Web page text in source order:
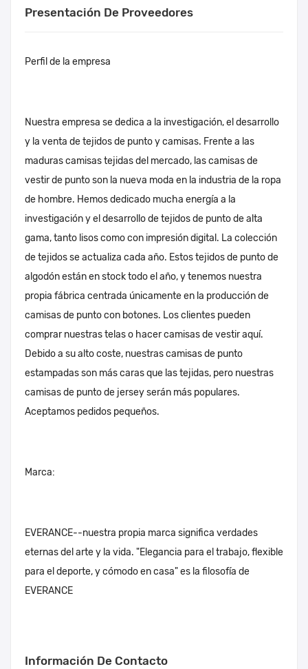
Presentación De Proveedores
Perfil de la empresa
Nuestra empresa se dedica a la investigación, el desarrollo
y la venta de tejidos de punto y camisas. Frente a las
maduras camisas tejidas del mercado, las camisas de
vestir de punto son la nueva moda en la industria de la ropa
de hombre. Hemos dedicado mucha energía a la
investigación y el desarrollo de tejidos de punto de alta
gama, tanto lisos como con impresión digital. La colección
de tejidos se actualiza cada año. Estos tejidos de punto de
algodón están en stock todo el año, y tenemos nuestra
propia fábrica centrada únicamente en la producción de
camisas de punto con botones. Los clientes pueden
comprar nuestras telas o hacer camisas de vestir aquí.
Debido a su alto coste, nuestras camisas de punto
estampadas son más caras que las tejidas, pero nuestras
camisas de punto de jersey serán más populares.
Aceptamos pedidos pequeños.
Marca:
EVERANCE--nuestra propia marca significa verdades
eternas del arte y la vida. "Elegancia para el trabajo, flexible
para el deporte, y cómodo en casa" es la filosofía de
EVERANCE
Información De Contacto